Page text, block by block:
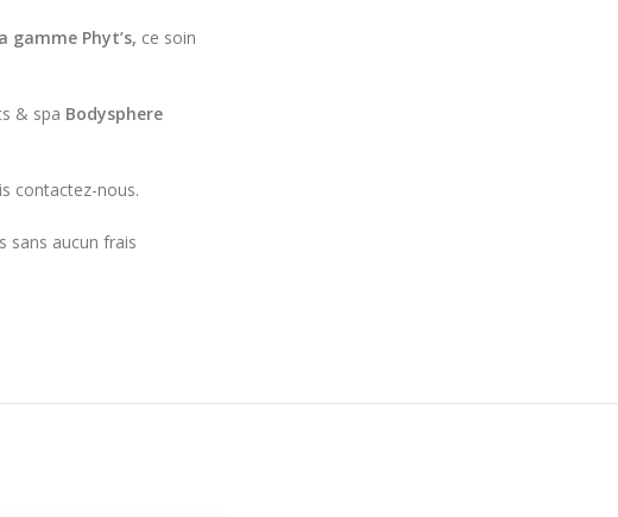
gamme Phyt’s, ce soin
& spa Bodysphere
contactez-nous.
sans aucun frais